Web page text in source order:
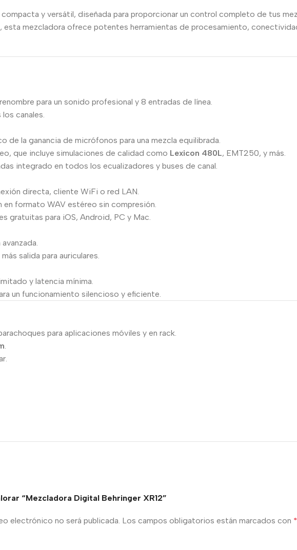
y versátil, diseñada para proporcionar un control completo de tus
esta mezcladora ofrece potentes herramientas de procesamiento,
para un sonido profesional y 8 entradas de línea.
canales.
de la ganancia de micrófonos para una mezcla equilibrada.
que incluye simulaciones de calidad como Lexicon 480L, EMT250, y más.
integrado en todos los ecualizadores y buses de canal.
directa, cliente WiFi o red LAN.
formato WAV estéreo sin compresión.
gratuitas para iOS, Android, PC y Mac.
más salida para auriculares.
y latencia mínima.
un funcionamiento silencioso y eficiente.
para aplicaciones móviles y en rack.
.
“Mezcladora Digital Behringer XR12”
electrónico no será publicada. Los campos obligatorios están marcados con *